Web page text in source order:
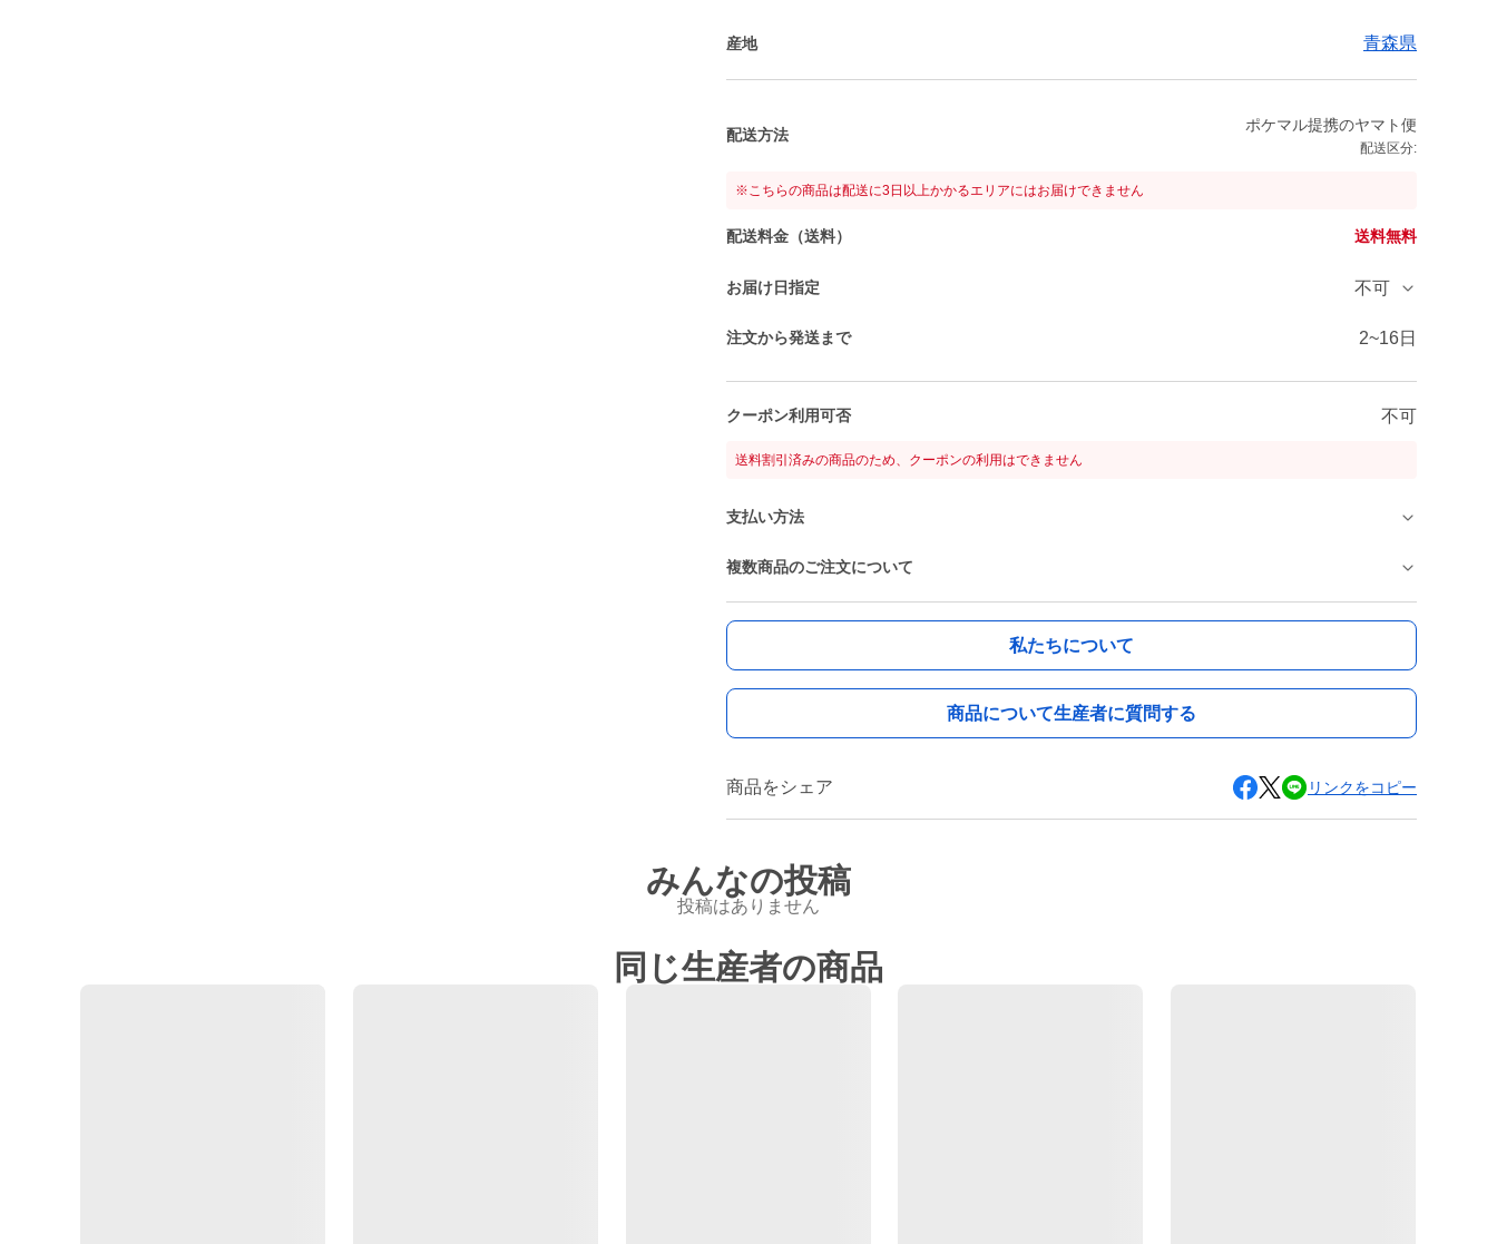
産地 青森県
配送方法
ポケマル提携のヤマト便
配送区分:
※こちらの商品は配送に3日以上かかるエリアにはお届けできません
配送料金（送料） 送料無料
お届け日指定 不可
注文から発送まで 2~16日
クーポン利用可否 不可
送料割引済みの商品のため、クーポンの利用はできません
支払い方法
複数商品のご注文について
私たちについて
商品について生産者に質問する
商品をシェア リンクをコピー
みんなの投稿
投稿はありません
同じ生産者の商品